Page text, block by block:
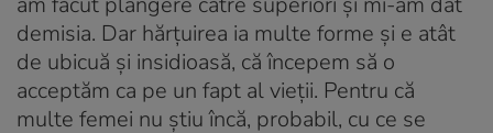
demisia. Dar hărţuirea ia multe forme şi e atât
de ubicuă şi insidioasă, că începem să o
acceptăm ca pe un fapt al vieţii. Pentru că
multe femei nu știu încă, probabil, cu ce se